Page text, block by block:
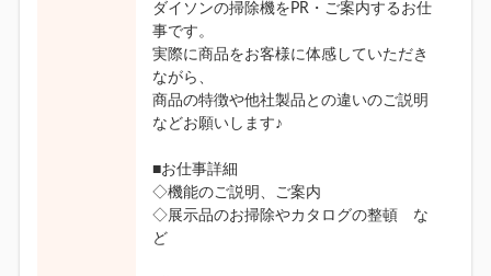
ダイソンの掃除機をPR・ご案内するお仕
事です。
実際に商品をお客様に体感していただき
ながら、
商品の特徴や他社製品との違いのご説明
などお願いします♪
■お仕事詳細
◇機能のご説明、ご案内
◇展示品のお掃除やカタログの整頓 な
ど